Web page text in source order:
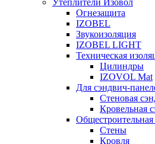
Утеплители Изовол
Огнезащита
IZOBEL
Звукоизоляция
IZOBEL LIGHT
Техническая
Цилиндры
IZOVOL Mat
Для сэндвич-
Стеновая
Кровельная
Общестроительная
Стены
Кровля